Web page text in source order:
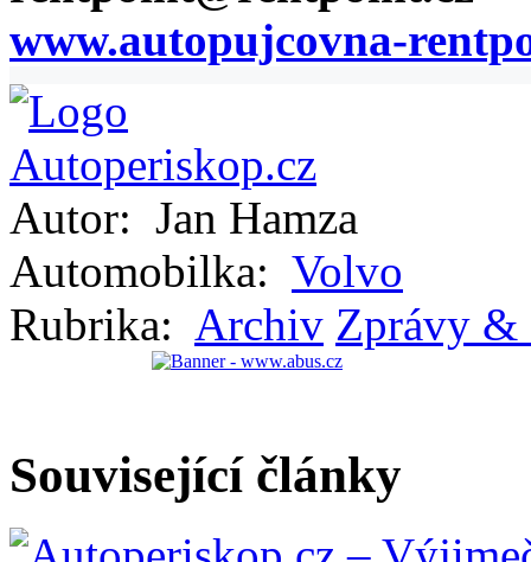
www.autopujcovna-
Autor: Jan Hamza
Automobilka: Volvo
Rubrika: Archiv Zprávy &
Související články